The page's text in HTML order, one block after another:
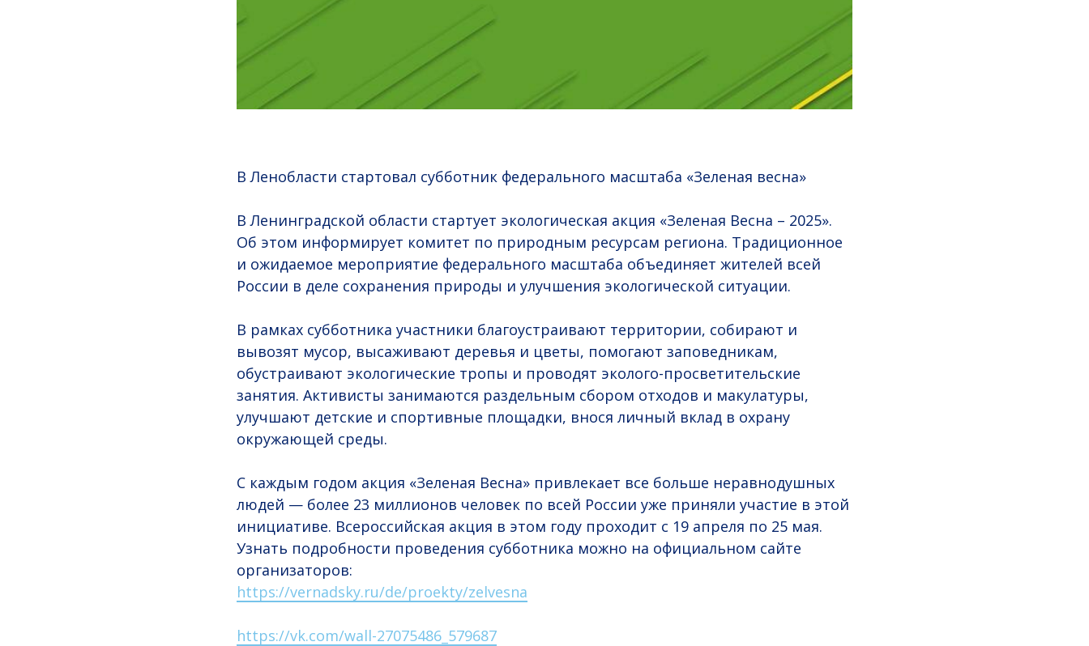
В Ленобласти стартовал субботник федерального масштаба «Зеленая весна»
В Ленинградской области стартует экологическая акция «Зеленая Весна – 2025».
Об этом информирует комитет по природным ресурсам региона. Традиционное
и ожидаемое мероприятие федерального масштаба объединяет жителей всей
России в деле сохранения природы и улучшения экологической ситуации.
В рамках субботника участники благоустраивают территории, собирают и
вывозят мусор, высаживают деревья и цветы, помогают заповедникам,
обустраивают экологические тропы и проводят эколого-просветительские
занятия. Активисты занимаются раздельным сбором отходов и макулатуры,
улучшают детские и спортивные площадки, внося личный вклад в охрану
окружающей среды.
С каждым годом акция «Зеленая Весна» привлекает все больше неравнодушных
людей — более 23 миллионов человек по всей России уже приняли участие в этой
инициативе. Всероссийская акция в этом году проходит с 19 апреля по 25 мая.
Узнать подробности проведения субботника можно на официальном сайте
организаторов:
https://vernadsky.ru/de/proekty/zelvesna
https://vk.com/wall-27075486_579687